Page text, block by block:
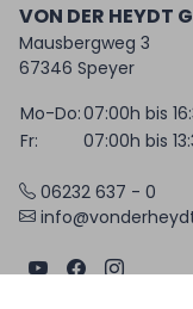
VON DER HEYDT
Mausbergweg 3
67346 Speyer
Mo-Do:07:00h bis
Fr:
07:00h bis
06232 637 - 0